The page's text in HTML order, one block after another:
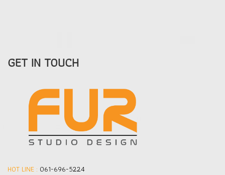
GET IN TOUCH
HOT LINE : 061-696-5224